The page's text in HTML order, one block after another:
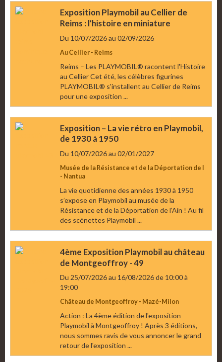
Exposition Playmobil au Cellier de
Reims : l'histoire en miniature
Du 10/07/2026au 02/09/2026
Au Cellier - Reims
Reims – Les PLAYMOBIL® racontent l'Histoire
au Cellier Cet été, les célèbres figurines
PLAYMOBIL® s'installent au Cellier de Reims
pour une exposition ...
Exposition – La vie rétro en Playmobil,
de 1930 à 1950
Du 10/07/2026au 02/01/2027
Musée de la Résistance et de la Déportation de l
- Nantua
La vie quotidienne des années 1930 à 1950
s’expose en Playmobil au musée de la
Résistance et de la Déportation de l’Ain ! Au fil
des scénettes Playmobil ...
4ème Exposition Playmobil au château
de Montgeoffroy - 49
Du 25/07/2026au 16/08/2026de 10:00à
19:00
Château de Montgeoffroy - Mazé-Milon
Action : La 4ème édition de l'exposition
Playmobil à Montgeoffroy ! Après 3 éditions,
nous sommes ravis de vous annoncer le grand
retour de l'exposition ...